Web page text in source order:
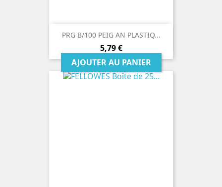
PRG B/100 PEIG AN PLASTIQ...
Prix
5,79 €
AJOUTER AU PANIER